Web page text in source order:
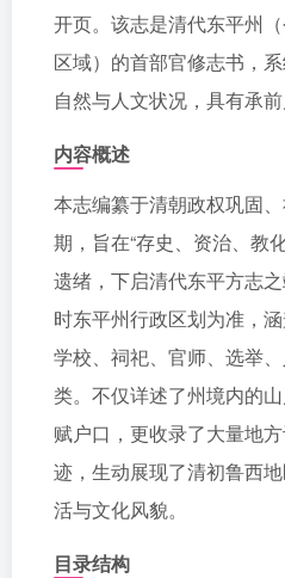
开页。该志是清代东平州
区域）的首部官修志书，
自然与人文状况，具有承前
内容概述
本志编纂于清朝政权巩固
期，旨在“存史、资治、教
遗绪，下启清代东平方志
时东平州行政区划为准，涵
学校、祠祀、官师、选举
类。不仅详述了州境内的
赋户口，更收录了大量地
迹，生动展现了清初鲁西
活与文化风貌。
目录结构